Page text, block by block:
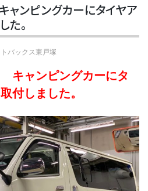
ャンピングカーにタイヤア
た。
バックス東戸塚
キャンピングカーにタ
付しました。